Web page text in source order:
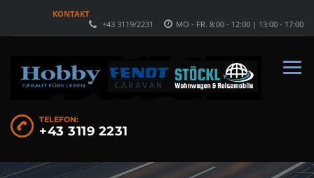
KONTAKT
MO - FR. 8:00 - 12:00 | 13:00 - 17:00
+43 3119/2231
TELEFON:
+43 3119 2231